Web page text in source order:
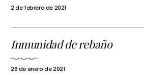
2 de febrero de 2021
Inmunidad de rebaño
26 de enero de 2021